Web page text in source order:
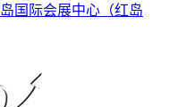
国际会展中心（红岛